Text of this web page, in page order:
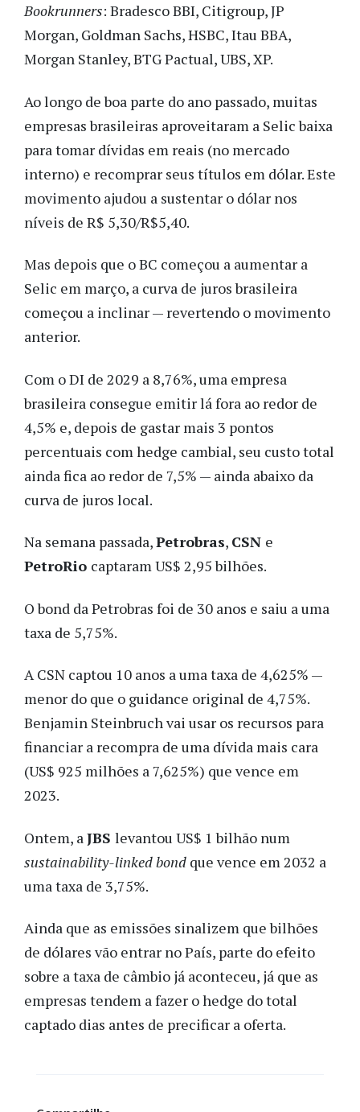
Bookrunners: Bradesco BBI, Citigroup, JP
Morgan, Goldman Sachs, HSBC, Itau BBA,
Morgan Stanley, BTG Pactual, UBS, XP.
Ao longo de boa parte do ano passado, muitas
empresas brasileiras aproveitaram a Selic baixa
para tomar dívidas em reais (no mercado
interno) e recomprar seus títulos em dólar. Este
movimento ajudou a sustentar o dólar nos
níveis de R$ 5,30/R$5,40.
Mas depois que o BC começou a aumentar a
Selic em março, a curva de juros brasileira
começou a inclinar — revertendo o movimento
anterior.
Com o DI de 2029 a 8,76%, uma empresa
brasileira consegue emitir lá fora ao redor de
4,5% e, depois de gastar mais 3 pontos
percentuais com hedge cambial, seu custo total
ainda fica ao redor de 7,5% — ainda abaixo da
curva de juros local.
Na semana passada,Petrobras, CSN e
PetroRio captaram US$ 2,95 bilhões.
O bond da Petrobras foi de 30 anos e saiu a uma
taxa de 5,75%.
A CSN captou 10 anos a uma taxa de 4,625% —
menor do que o guidance original de 4,75%.
Benjamin Steinbruch vai usar os recursos para
financiar a recompra de uma dívida mais cara
(US$ 925 milhões a 7,625%) que vence em
2023.
Ontem, a JBS levantou US$ 1 bilhão num
sustainability-linked bond que vence em 2032 a
uma taxa de 3,75%.
Ainda que as emissões sinalizem que bilhões
de dólares vão entrar no País, parte do efeito
sobre a taxa de câmbio já aconteceu, já que as
empresas tendem a fazer o hedge do total
captado dias antes de precificar a oferta.